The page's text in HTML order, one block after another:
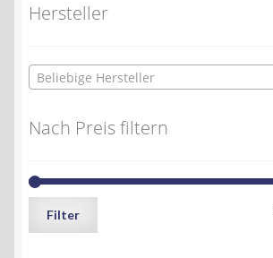
Hersteller
Beliebige Hersteller
Nach Preis filtern
Filter